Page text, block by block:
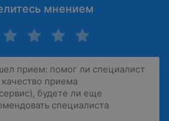
мнением